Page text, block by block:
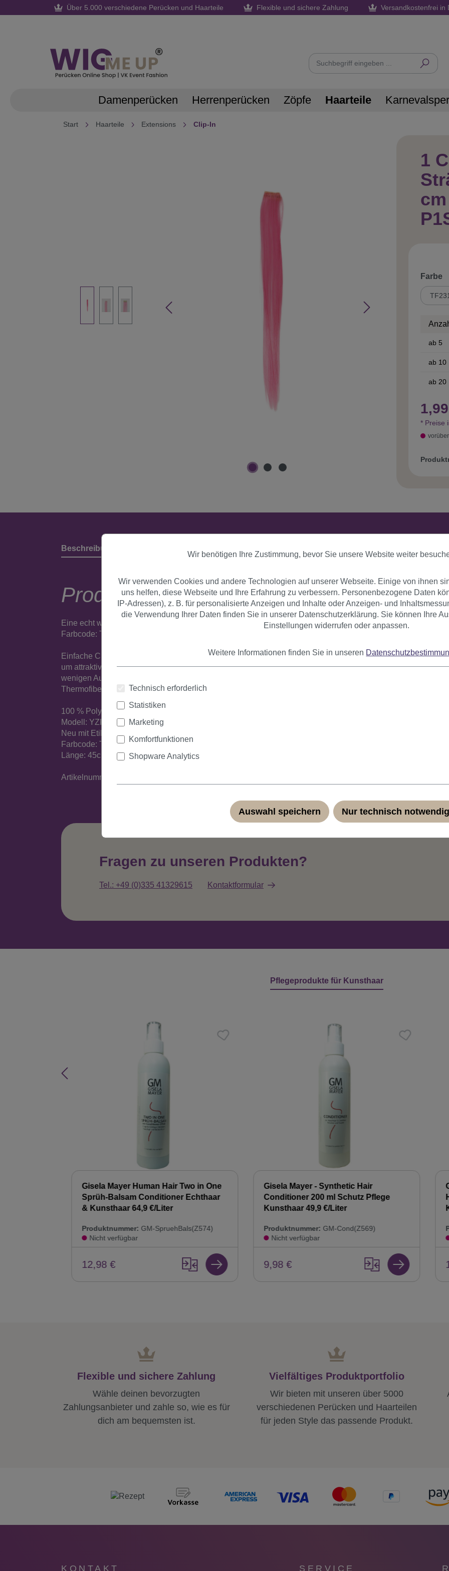
Zur Hauptnavigation springen
Über 5.000 verschiedene Perücken und Haarteile Flexible und sichere Zahlung Versandkostenfrei in
Damenperücken Herrenperücken Zöpfe Haarteile
Start Haarteile Extensions Clip-In
1
Farbe
ab 5
ab 10
ab 20
* Preise
Beschreibung
Produktbeschreibung
Eine echt wirkende Strähne aus Kunsthaar mit 1 Clip (Klick-Kämme) zur Befestigung. Die glatte
Farbcode: TF2317.
Einfache Clip-In Verlängerung aus hochwertiger Kunstfaser - diese schmale Variante mit nur 4 cm Breite
um attraktive Highlights in Ihr natürliches Haar zu setzen. Clip-Ins sind die schnellste und einfachste Art der
wenigen Augenblicken daheim selbst, ganz ohne Friseur, sicher ins Haar setzen (und auch wieder
Thermofiber mit einer leichten Farbvarianz gegenüber gewöhnlichen Qualitätskunstfasern wie Kanekalon und
100 % Polyester
Modell: YZF-P1S18
Neu mit Etikett
Farbcode: TF2317
Länge: 45cm/ 18inch
Artikelnummer: YZF-P1S18-TF2317(C381)
Fragen zu unseren Produkten?
Tel.: +49 (0)335 41329615 Kontaktformular
Pflegeprodukte für Kunsthaar
Gisela Mayer Human Hair Two in One
Sprüh-Balsam Conditioner Echthaar
& Kunsthaar 64,9 €/Liter
Produktnummer: GM-SpruehBals(Z574)
Nicht verfügbar
12,98 €
Gisela Mayer - Synthetic Hair
Conditioner 200 ml Schutz Pflege
Kunsthaar 49,9 €/Liter
Produktnummer: GM-Cond(Z569)
Nicht verfügbar
9,98 €
Flexible und sichere Zahlung
Wähle deinen bevorzugten
Zahlungsanbieter und zahle so, wie es für
dich am bequemsten ist.
Vielfältiges Produktportfolio
Wir bieten mit unseren über 5000
verschiedenen Perücken und Haarteilen
für jeden Style das passende Produkt.
KONTAKT SERVICE
Wir benötigen Ihre Zustimmung, bevor Sie unsere Website weiter
Wir verwenden Cookies und andere Technologien auf unserer Webseite. Einige von ihnen
uns helfen, diese Webseite und Ihre Erfahrung zu verbessern. Personenbezogene Daten
IP-Adressen), z. B. für personalisierte Anzeigen und Inhalte oder Anzeigen- und
die Verwendung Ihrer Daten finden Sie in unserer Datenschutzerklärung. Sie können Ihre
Einstellungen widerrufen oder anpassen.
Weitere Informationen finden Sie in unseren
Technisch erforderlich
Statistiken
Marketing
Komfortfunktionen
Shopware Analytics
Auswahl speichern Nur technisch